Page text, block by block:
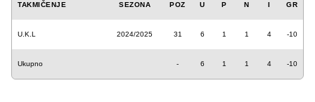
TAKMIČENJE SEZONA POZ U P N I GR
U.K.L 2024/2025 31 6 1 1 4 -10
Ukupno - 6 1 1 4 -10